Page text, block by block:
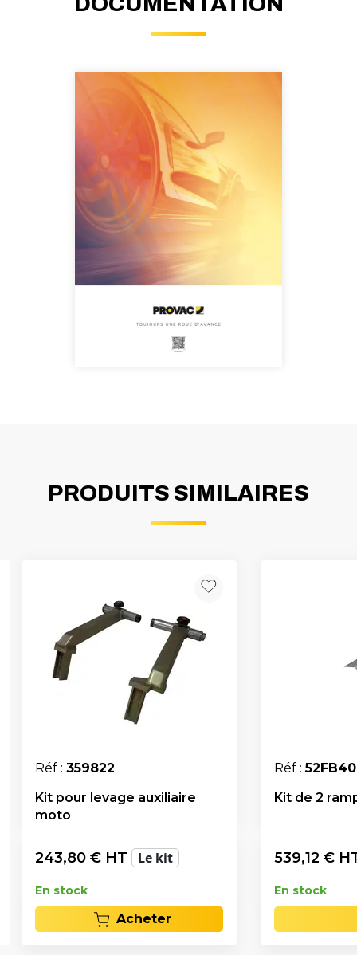
PRODUITS SIMILAIRES
Réf : 359822
Kit pour levage auxiliaire
moto
243,80 € HT Le kit
En stock
Acheter
Réf :
Kit de 2
539,12 €
En stock